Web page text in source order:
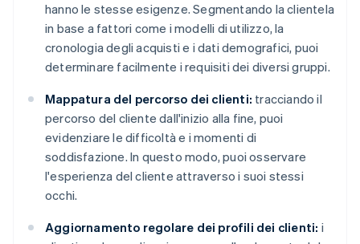
hanno le stesse esigenze. Segmentando la clientela
in base a fattori come i modelli di utilizzo, la
cronologia degli acquisti e i dati demografici, puoi
determinare facilmente i requisiti dei diversi gruppi.
Mappatura del percorso dei clienti: tracciando il
percorso del cliente dall'inizio alla fine, puoi
evidenziare le difficoltà e i momenti di
soddisfazione. In questo modo, puoi osservare
l'esperienza del cliente attraverso i suoi stessi
occhi.
Aggiornamento regolare dei profili dei clienti: i